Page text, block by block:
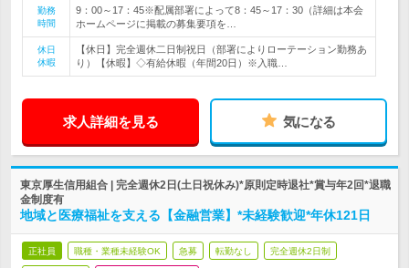
勤務
時間
9：00～17：45※配属部署によって8：45～17：30（詳細は本会
ホームページに掲載の募集要項を…
休日
休暇
【休日】完全週休二日制祝日（部署によりローテーション勤務あ
り）【休暇】◇有給休暇（年間20日）※入職…
求人詳細を見る 気になる
東京厚生信用組合 | 完全週休2日(土日祝休み)*原則定時退社*賞与年2回*退職
金制度有
地域と医療福祉を支える【金融営業】*未経験歓迎*年休121日
正社員 職種・業種未経験OK 急募 転勤なし 完全週休2日制